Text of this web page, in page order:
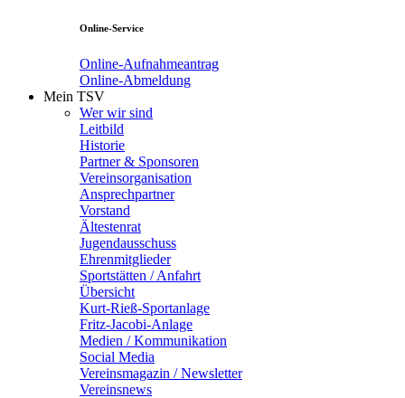
Online-Service
Online-Aufnahmeantrag
Online-Abmeldung
Mein TSV
Wer wir sind
Leitbild
Historie
Partner & Sponsoren
Vereinsorganisation
Ansprechpartner
Vorstand
Ältestenrat
Jugendausschuss
Ehrenmitglieder
Sportstätten / Anfahrt
Übersicht
Kurt-Rieß-Sportanlage
Fritz-Jacobi-Anlage
Medien / Kommunikation
Social Media
Vereinsmagazin / Newsletter
Vereinsnews